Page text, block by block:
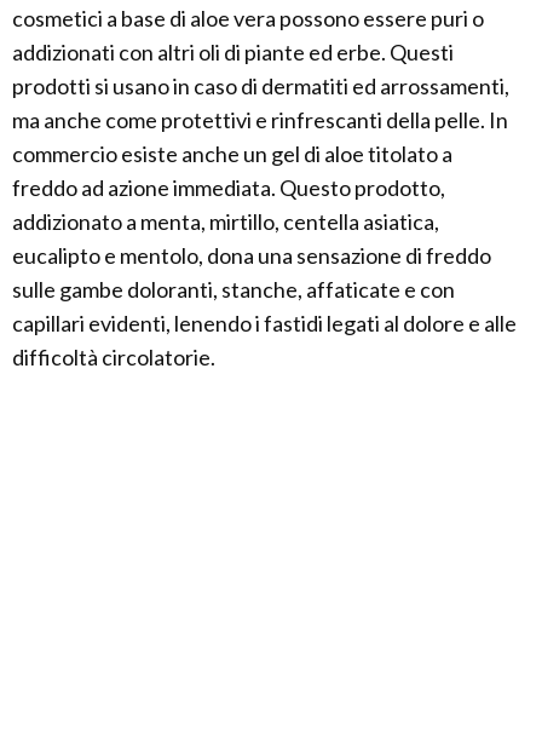
cosmetici a base di aloe vera possono essere puri o
addizionati con altri oli di piante ed erbe. Questi
prodotti si usano in caso di dermatiti ed arrossamenti,
ma anche come protettivi e rinfrescanti della pelle. In
commercio esiste anche un gel di aloe titolato a
freddo ad azione immediata. Questo prodotto,
addizionato a menta, mirtillo, centella asiatica,
eucalipto e mentolo, dona una sensazione di freddo
sulle gambe doloranti, stanche, affaticate e con
capillari evidenti, lenendo i fastidi legati al dolore e alle
difficoltà circolatorie.